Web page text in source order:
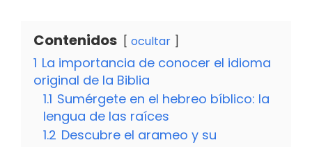
Contenidos ocultar
1 La importancia de conocer el idioma
original de la Biblia
1.1 Sumérgete en el hebreo bíblico: la
lengua de las raíces
1.2 Descubre el arameo y su